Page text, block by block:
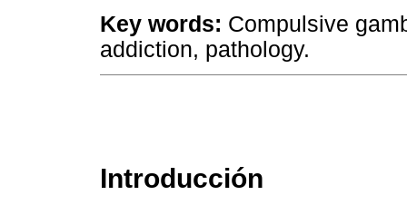
Key words: Compulsive
addiction, pathology.
Introducción